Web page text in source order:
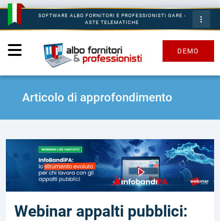
SOFTWARE ALBO FORNITORI E PROFESSIONISTI GARE -
ASTE TELEMATICHE
DEMO
Articolo di approfondimento
Webinar appalti pubblici: